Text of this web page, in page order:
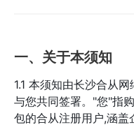
一、关于本须知
1.1 本须知由长沙合从
与您共同签署。"您"指
包的合从注册用户,涵盖